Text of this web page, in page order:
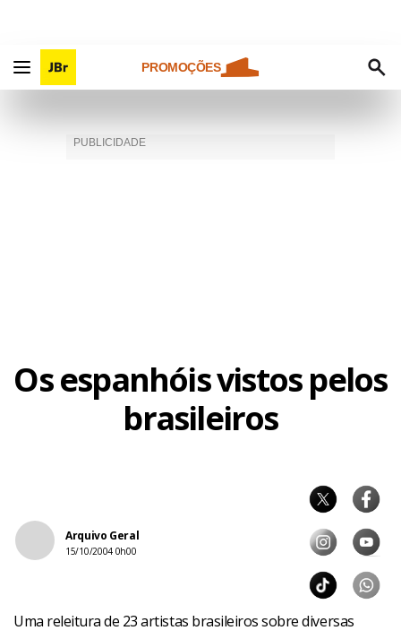
PROMOÇÕES
Os espanhóis vistos pelos
brasileiros
Arquivo Geral
15/10/2004 0h00
Uma releitura de 23 artistas brasileiros sobre diversas